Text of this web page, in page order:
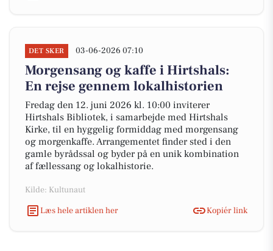
DET SKER 03-06-2026 07:10
Morgensang og kaffe i Hirtshals:
En rejse gennem lokalhistorien
Fredag den 12. juni 2026 kl. 10:00 inviterer
Hirtshals Bibliotek, i samarbejde med Hirtshals
Kirke, til en hyggelig formiddag med morgensang
og morgenkaffe. Arrangementet finder sted i den
gamle byrådssal og byder på en unik kombination
af fællessang og lokalhistorie.
Kilde: Kultunaut
Læs hele artiklen her
Kopiér link